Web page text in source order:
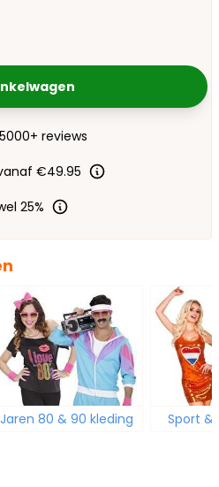
reviews
€49.95
25%
Jaren 80 & 90 kleding Sport &